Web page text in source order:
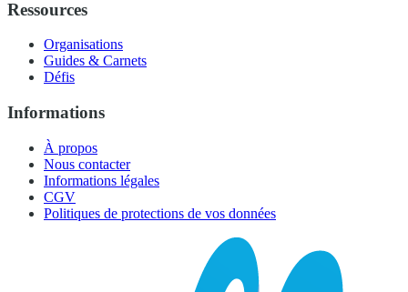
Ressources
Organisations
Guides & Carnets
Défis
Informations
À propos
Nous contacter
Informations légales
CGV
Politiques de protections de vos données